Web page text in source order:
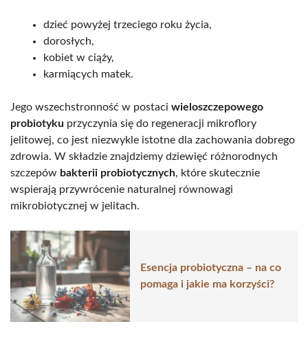
dzieć powyżej trzeciego roku życia,
dorosłych,
kobiet w ciąży,
karmiących matek.
Jego wszechstronność w postaci wieloszczepowego
probiotyku przyczynia się do regeneracji mikroflory
jelitowej, co jest niezwykle istotne dla zachowania dobrego
zdrowia. W składzie znajdziemy dziewięć różnorodnych
szczepów bakterii probiotycznych, które skutecznie
wspierają przywrócenie naturalnej równowagi
mikrobiotycznej w jelitach.
Esencja probiotyczna – na co
pomaga i jakie ma korzyści?